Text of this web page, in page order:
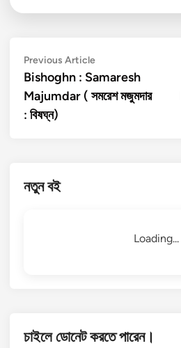
Post
navigation
Previous ArticlePrevious
article:
Bishoghn : Samaresh
Majumdar ( সমরেশ মজুমদার
: বিষঘ্ন)
নতুন বই
Loading...
চাইলে ডোনেট করতে পারেন।